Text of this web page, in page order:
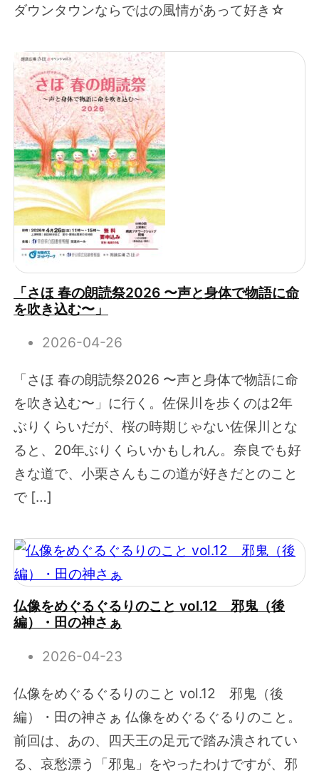
ダウンタウンならではの風情があって好き☆
「さほ 春の朗読祭2026 〜声と身体で物語に命
を吹き込む〜」
2026-04-26
「さほ 春の朗読祭2026 〜声と身体で物語に命
を吹き込む〜」に行く。佐保川を歩くのは2年
ぶりくらいだが、桜の時期じゃない佐保川とな
ると、20年ぶりくらいかもしれん。奈良でも好
きな道で、小栗さんもこの道が好きだとのこと
で […]
仏像をめぐるぐるりのこと vol.12 邪鬼（後
編）・田の神さぁ
2026-04-23
仏像をめぐるぐるりのこと vol.12 邪鬼（後
編）・田の神さぁ 仏像をめぐるぐるりのこと。
前回は、あの、四天王の足元で踏み潰されてい
る、哀愁漂う「邪鬼」をやったわけですが、邪